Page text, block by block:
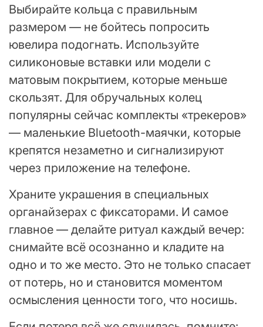
Выбирайте кольца с правильным
размером — не бойтесь попросить
ювелира подогнать. Используйте
силиконовые вставки или модели с
матовым покрытием, которые меньше
скользят. Для обручальных колец
популярны сейчас комплекты «трекеров»
— маленькие Bluetooth-маячки, которые
крепятся незаметно и сигнализируют
через приложение на телефоне.
Храните украшения в специальных
органайзерах с фиксаторами. И самое
главное — делайте ритуал каждый вечер:
снимайте всё осознанно и кладите на
одно и то же место. Это не только спасает
от потерь, но и становится моментом
осмысления ценности того, что носишь.